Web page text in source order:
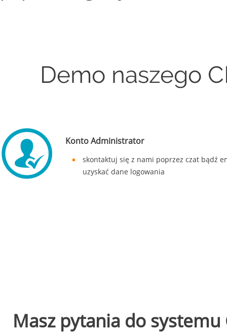
Demo naszego
Konto Administrator
skontaktuj się z nami poprzez czat bądź
uzyskać dane logowania
Masz pytania do systemu